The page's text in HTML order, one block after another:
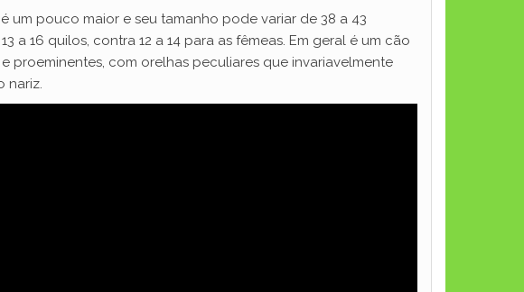
um pouco maior e seu tamanho pode variar de 38 a 43
16 quilos, contra 12 a 14 para as fêmeas. Em geral é um cão
proeminentes, com orelhas peculiares que invariavelmente
nariz.